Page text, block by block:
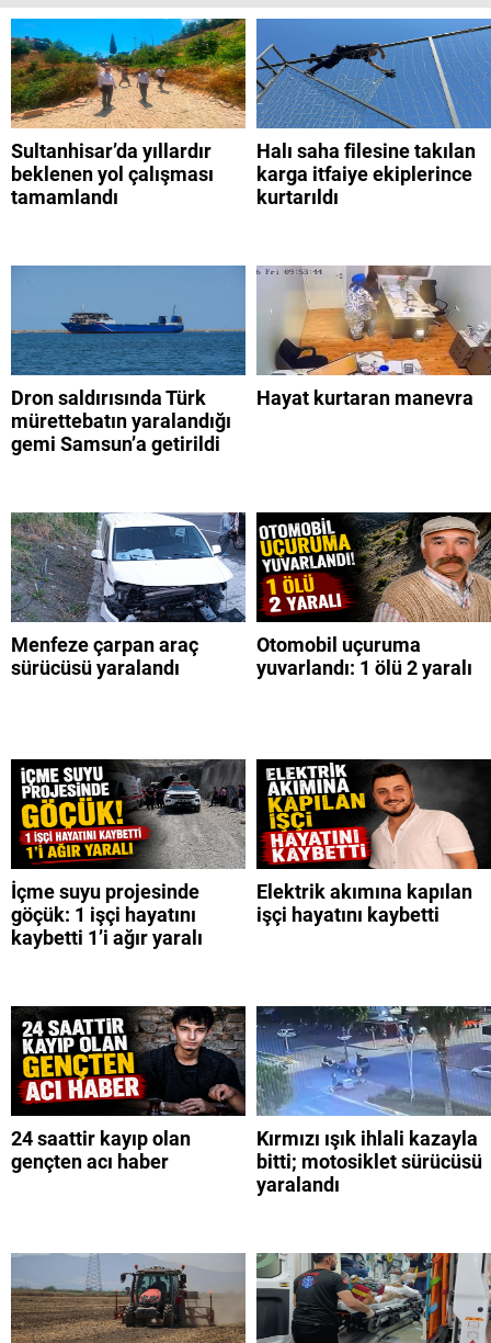
Sultanhisar’da yıllardır
beklenen yol çalışması
tamamlandı
Halı saha filesine takılan
karga itfaiye ekiplerince
kurtarıldı
Dron saldırısında Türk
mürettebatın yaralandığı
gemi Samsun’a getirildi
Hayat kurtaran manevra
Menfeze çarpan araç
sürücüsü yaralandı
Otomobil uçuruma
yuvarlandı: 1 ölü 2 yaralı
İçme suyu projesinde
göçük: 1 işçi hayatını
kaybetti 1’i ağır yaralı
Elektrik akımına kapılan
işçi hayatını kaybetti
24 saattir kayıp olan
gençten acı haber
Kırmızı ışık ihlali kazayla
bitti; motosiklet sürücüsü
yaralandı